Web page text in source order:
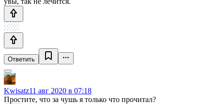
Ответить
Kwisatz11 авг 2020 в 07:18
Простите, что за чушь я только что прочитал?